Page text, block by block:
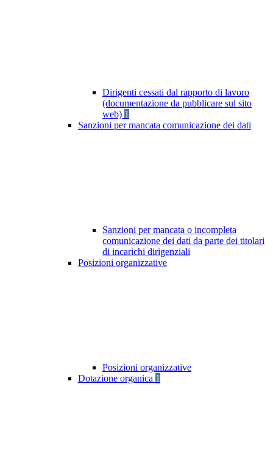
Dirigenti cessati dal rapporto di lavoro
(documentazione da pubblicare sul sito
web) 1
Sanzioni per mancata comunicazione dei dati
Sanzioni per mancata o incompleta
comunicazione dei dati da parte dei titolari
di incarichi dirigenziali
Posizioni organizzative
Posizioni organizzative
Dotazione organica 1